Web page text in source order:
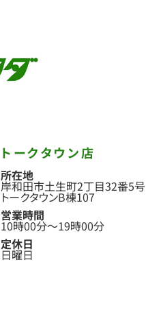
トークタウン店
所在地
岸和田市土生町2丁目32番5号
トークタウンB棟107
営業時間
10時00分〜19時00分
定休日
日曜日